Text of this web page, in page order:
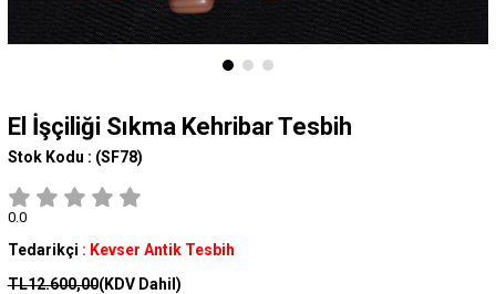
El İşçiliği Sıkma Kehribar Tesbih
Stok Kodu : (SF78)
0.0
Tedarikçi : Kevser Antik Tesbih
TL12.600,00(KDV Dahil)